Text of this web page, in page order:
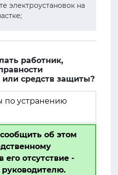
электроустановок на
работник,
или средств защиты?
по устранению
об этом
его отсутствие -